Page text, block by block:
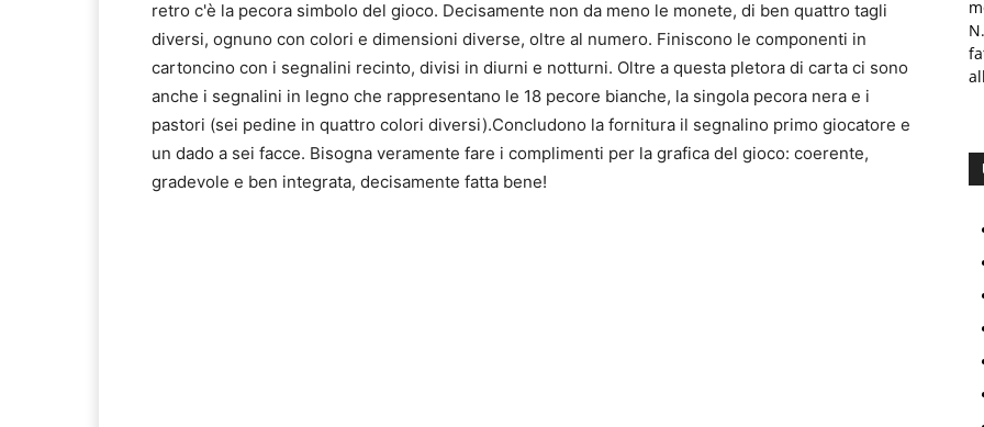
retro c'è la pecora simbolo del gioco. Decisamente non da meno le monete, di ben quattro tagli
diversi, ognuno con colori e dimensioni diverse, oltre al numero. Finiscono le componenti in
cartoncino con i segnalini recinto, divisi in diurni e notturni. Oltre a questa pletora di carta ci sono
anche i segnalini in legno che rappresentano le 18 pecore bianche, la singola pecora nera e i
pastori (sei pedine in quattro colori diversi).Concludono la fornitura il segnalino primo giocatore e
un dado a sei facce. Bisogna veramente fare i complimenti per la grafica del gioco: coerente,
gradevole e ben integrata, decisamente fatta bene!